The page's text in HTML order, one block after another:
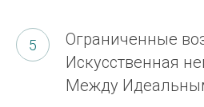
Ограниченные
Искусственная
Между